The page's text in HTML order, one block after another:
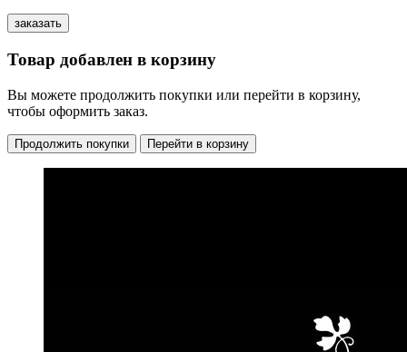
Товар добавлен в корзину
Вы можете продолжить покупки или перейти в корзину,
чтобы оформить заказ.
Продолжить покупки Перейти в корзину